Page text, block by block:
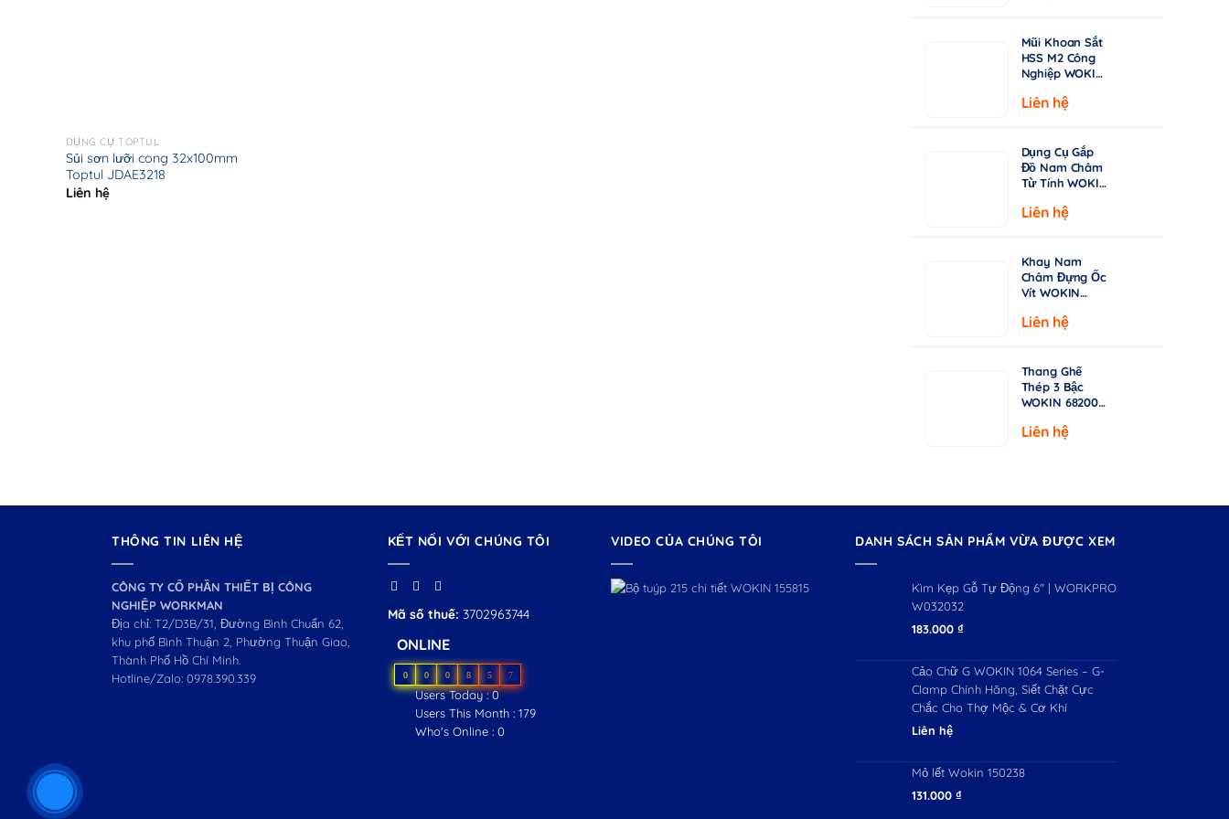
DỤNG CỤ TOPTUL
Sủi sơn lưỡi cong 32x100mm
Toptul JDAE3218
Liên hệ
Cứng
Mũi Khoan Sắt
HSS M2 Công
Nghiệp WOKIN
| Tiêu Chuẩn
Liên hệ
Dụng Cụ Gắp
Đồ Nam Châm
Từ Tính WOKIN
Rút Dài 130-
Liên hệ
Khay Nam
Châm Đựng Ốc
Vít WOKIN
Đường Kính
Liên hệ
Thang Ghế
Thép 3 Bậc
WOKIN 682003
150kg
Liên hệ
THÔNG TIN LIÊN HỆ
CÔNG TY CỔ PHẦN THIẾT BỊ CÔNG
NGHIỆP WORKMAN
Địa chỉ: T2/D3B/31, Đường Bình Chuẩn 62,
khu phố Bình Thuận 2, Phường Thuận Giao,
Thành Phố Hồ Chí Minh.
Hotline/Zalo: 0978.390.339
KẾT NỐI VỚI CHÚNG TÔI
Mã số thuế: 3702963744
ONLINE
0 0 0 8 5 7
Users Today : 0
Users This Month : 179
Who's Online : 0
VIDEO CỦA CHÚNG TÔI DANH SÁCH SẢN PHẨM VỪA ĐƯỢC XEM
Kìm Kẹp Gỗ Tự Động 6" | WORKPRO
W032032
183.000₫
Cảo Chữ G WOKIN 1064 Series – G-
Clamp Chính Hãng, Siết Chặt Cực
Chắc Cho Thợ Mộc & Cơ Khí
Liên hệ
Mỏ lết Wokin 150238
131.000₫